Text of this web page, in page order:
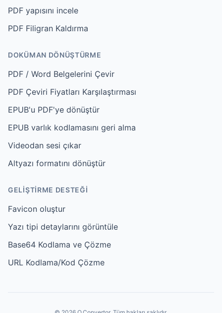
PDF yapısını incele
PDF Filigran Kaldırma
DOKÜMAN DÖNÜŞTÜRME
PDF / Word Belgelerini Çevir
PDF Çeviri Fiyatları Karşılaştırması
EPUB'u PDF'ye dönüştür
EPUB varlık kodlamasını geri alma
Videodan sesi çıkar
Altyazı formatını dönüştür
GELIŞTIRME DESTEĞI
Favicon oluştur
Yazı tipi detaylarını görüntüle
Base64 Kodlama ve Çözme
URL Kodlama/Kod Çözme